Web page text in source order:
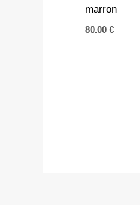
marron
80.00€